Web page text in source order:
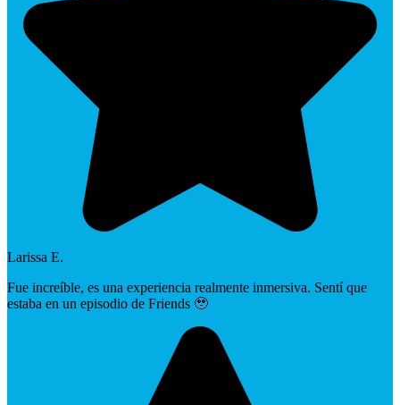
Larissa E.
Fue increíble, es una experiencia realmente inmersiva. Sentí que
estaba en un episodio de Friends 🥹